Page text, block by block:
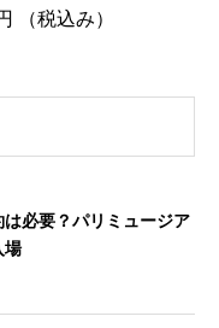
22,800
現
円
で
（税込み）
必要？パリミュージア
場